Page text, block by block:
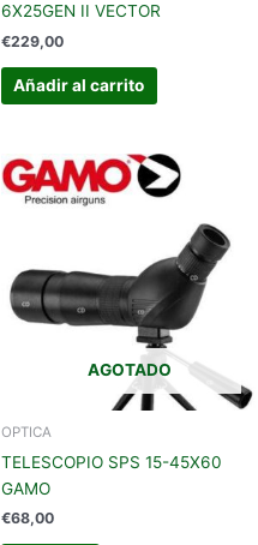
6X25GEN II VECTOR
€229,00
Añadir al carrito
AGOTADO
OPTICA
TELESCOPIO SPS 15-45X60
GAMO
€68,00